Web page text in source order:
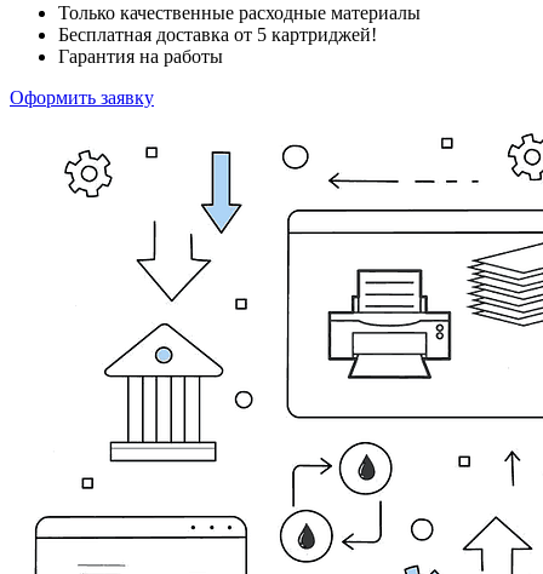
Только качественные расходные материалы
Бесплатная доставка от 5 картриджей!
Гарантия на работы
Оформить заявку